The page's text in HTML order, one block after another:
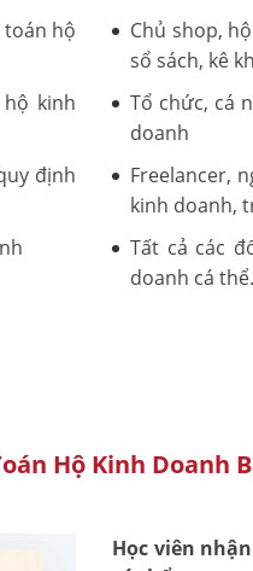
hộ
kinh
định
Chủ shop,
sổ sách, kê
Tổ chức, cá
doanh
Freelancer,
kinh doanh,
Tất cả các
doanh cá thể.
Hộ Kinh Doanh
Học viên